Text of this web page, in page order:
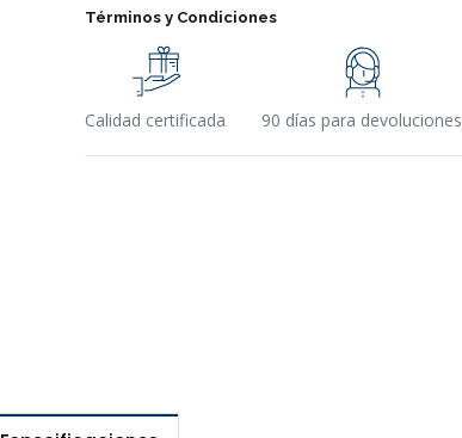
Términos y Condiciones
Calidad certificada 90 días para devoluciones